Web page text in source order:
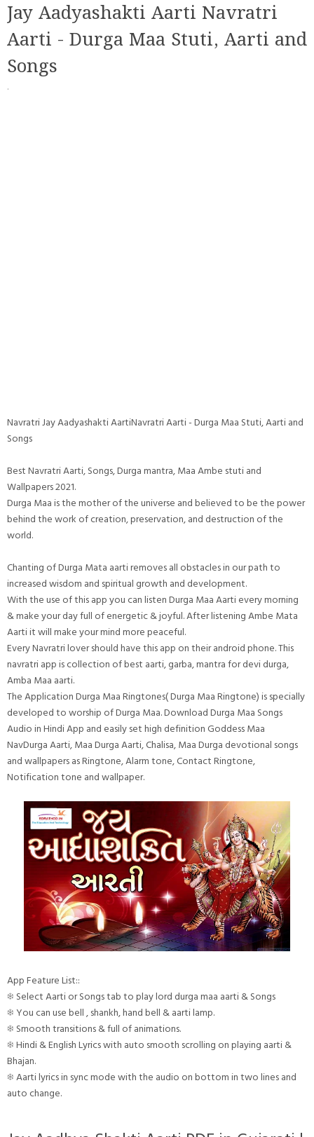
Jay Aadyashakti Aarti Navratri
Aarti - Durga Maa Stuti, Aarti and
Songs
·
Navratri Jay Aadyashakti AartiNavratri Aarti - Durga Maa Stuti, Aarti and
Songs
Best Navratri Aarti, Songs, Durga mantra, Maa Ambe stuti and
Wallpapers 2021.
Durga Maa is the mother of the universe and believed to be the power
behind the work of creation, preservation, and destruction of the
world.
Chanting of Durga Mata aarti removes all obstacles in our path to
increased wisdom and spiritual growth and development.
With the use of this app you can listen Durga Maa Aarti every morning
& make your day full of energetic & joyful. After listening Ambe Mata
Aarti it will make your mind more peaceful.
Every Navratri lover should have this app on their android phone. This
navratri app is collection of best aarti, garba, mantra for devi durga,
Amba Maa aarti.
The Application Durga Maa Ringtones( Durga Maa Ringtone) is specially
developed to worship of Durga Maa. Download Durga Maa Songs
Audio in Hindi App and easily set high definition Goddess Maa
NavDurga Aarti, Maa Durga Aarti, Chalisa, Maa Durga devotional songs
and wallpapers as Ringtone, Alarm tone, Contact Ringtone,
Notification tone and wallpaper.
App Feature List::
❄ Select Aarti or Songs tab to play lord durga maa aarti & Songs
❄ You can use bell , shankh, hand bell & aarti lamp.
❄ Smooth transitions & full of animations.
❄ Hindi & English Lyrics with auto smooth scrolling on playing aarti &
Bhajan.
❄ Aarti lyrics in sync mode with the audio on bottom in two lines and
auto change.